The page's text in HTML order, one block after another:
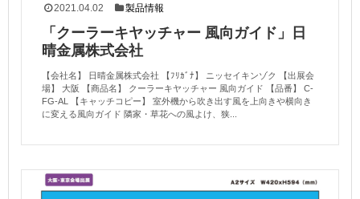
2021.04.02 製品情報
「クーラーキヤッチャー 風向ガイド」日
晴金属株式会社
【会社名】 日晴金属株式会社 【ﾌﾘｶﾞﾅ】 ニッセイキンゾク 【出展会
場】 大阪 【商品名】 クーラーキヤッチャー 風向ガイド 【品番】 C-
FG-AL 【キャッチコピー】 室外機から吹き出す風を上向きや横向き
に変える風向ガイド 隣家・草花への風よけ、狭...